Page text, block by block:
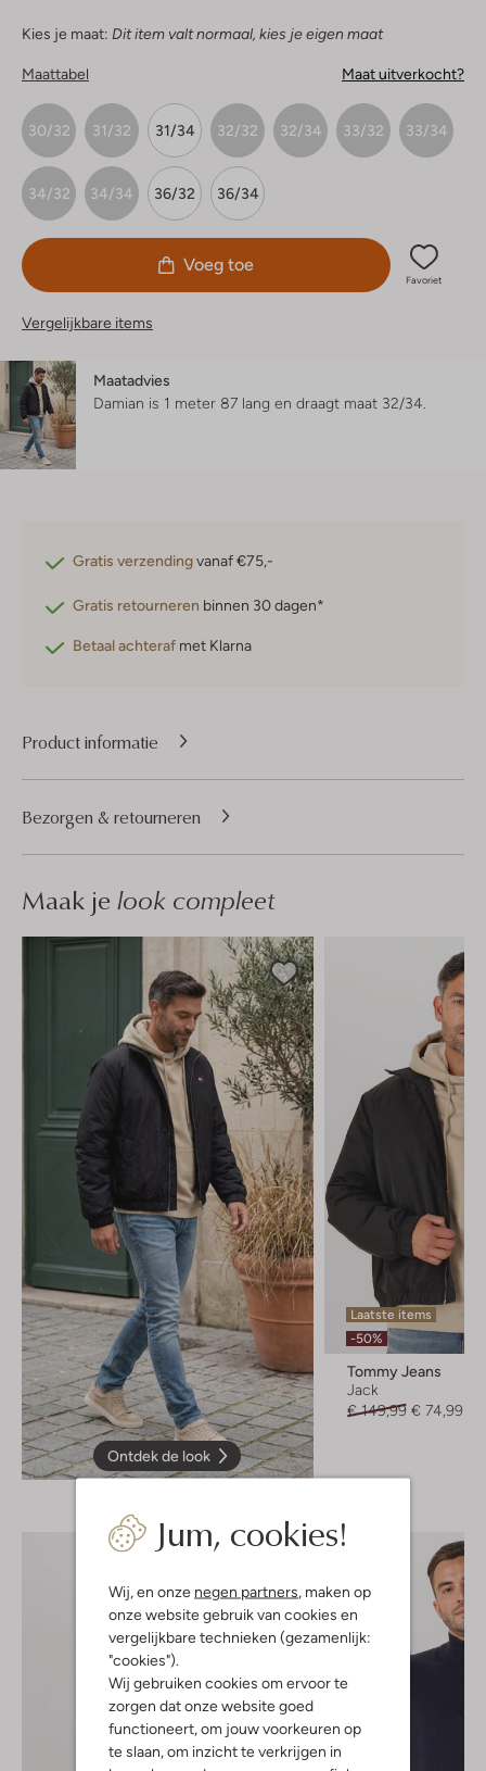
Jum, cookies!
Wij, en onze negen partners, maken op
onze website gebruik van cookies en
vergelijkbare technieken (gezamenlijk:
"cookies").
Wij gebruiken cookies om ervoor te
zorgen dat onze website goed
functioneert, om jouw voorkeuren op
te slaan, om inzicht te verkrijgen in
Kies je maat: Dit item valt normaal, kies je eigen maat
Maattabel Maat uitverkocht?
30/32 31/32 31/34 32/32 32/34 33/32 33/34
34/32 34/34 36/32 36/34
Voeg toe
Favoriet
Vergelijkbare items
Maatadvies
Damian is 1 meter 87 lang en draagt maat 32/34.
Gratis verzendingvanaf €75,-
Gratis retourneren binnen 30 dagen*
Betaal achteraf met Klarna
Product informatie
Bezorgen & retourneren
Maak je look compleet
Ontdek de look
Laatste items
-50%
Tommy Jeans
Jack
€ 149,99 € 74,99